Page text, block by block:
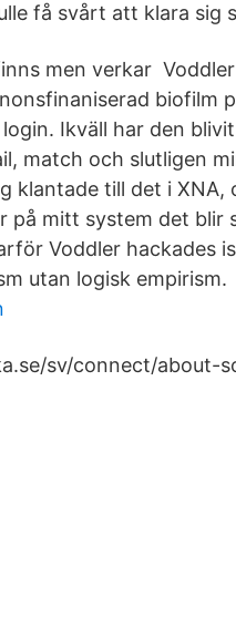
få svårt att klara sig
men verkar
biofilm
Ikväll har den
match och slutligen
klantade till det i
på mitt system det blir
Voddler hackades
utan logisk empirism.
sv/connect/about-